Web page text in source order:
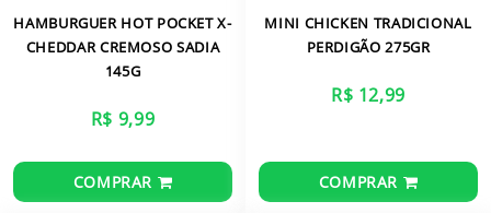
HAMBURGUER HOT POCKET X-
CHEDDAR CREMOSO SADIA
145G
R$ 9,99
COMPRAR
MINI CHICKEN TRADICIONAL
PERDIGÃO 275GR
R$ 12,99
COMPRAR